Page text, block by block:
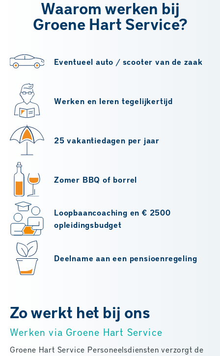
Waarom werken bij
Groene Hart Service?
Eventueel auto / scooter van de zaak
Werken en leren tegelijkertijd
25 vakantiedagen per jaar
Zomer BBQ of borrel
Loopbaancoaching en € 2500
opleidingsbudget
Deelname aan een pensioenregeling
Zo werkt het bij ons
Werken via Groene Hart Service
Groene Hart Service Personeelsdiensten verzorgt de